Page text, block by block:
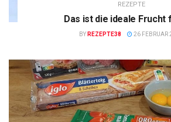
REZEPTE
Das ist die ideale Frucht
BY REZEPTE38 26 FEBRUAR